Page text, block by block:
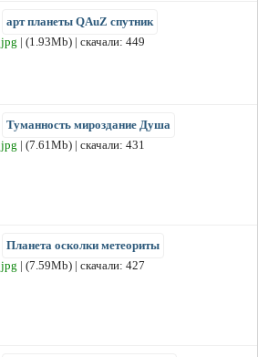
арт планеты QAuZ спутник
jpg | (1.93Mb) | скачали: 449
Туманность мироздание Душа
jpg | (7.61Mb) | скачали: 431
Планета осколки метеориты
jpg | (7.59Mb) | скачали: 427